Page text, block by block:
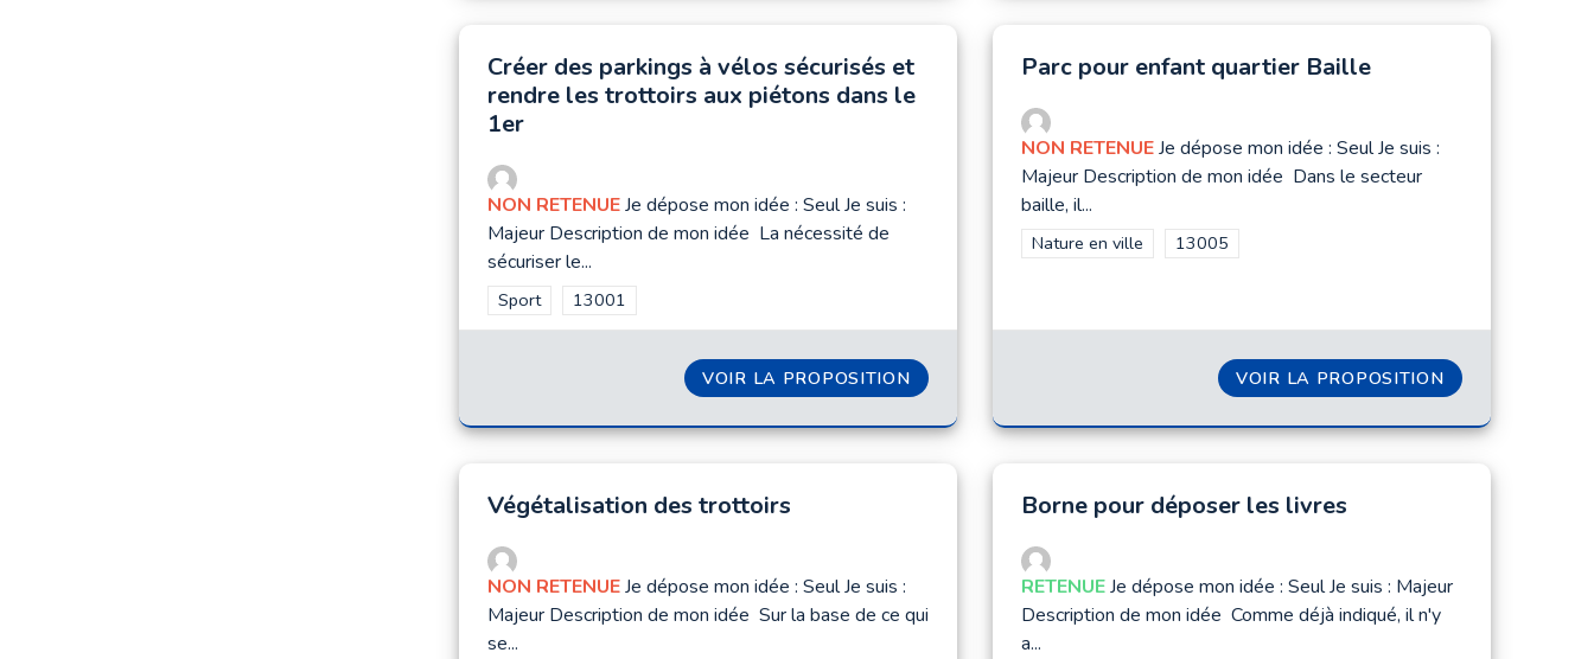
Créer des parkings à vélos sécurisés et
rendre les trottoirs aux piétons dans le
1er
NON RETENUEJe dépose mon idée : Seul Je suis :
Majeur Description de mon idée La nécessité de
sécuriser le...
Filtrer les résultats de la catégorie : Sport
Sport Filtrer les résultats pour le secteur : 13001
13001
VOIR LA PROPOSITION CRÉER DES PARKINGS À VÉLOS SÉCURISÉS ET RENDRE LES TROTTOIRS
Parc pour enfant quartier Baille
NON RETENUEJe dépose mon idée : Seul Je suis :
Majeur Description de mon idée Dans le secteur
baille, il...
Filtrer les résultats de la catégorie : Nature en ville
Nature en ville Filtrer les résultats pour le secteur : 13005
13005
VOIR LA PROPOSITION PARC POUR
Végétalisation des trottoirs
NON RETENUEJe dépose mon idée : Seul Je suis :
Majeur Description de mon idée Sur la base de ce qui
se...
Borne pour déposer les livres
RETENUEJe dépose mon idée : Seul Je suis : Majeur
Description de mon idée Comme déjà indiqué, il n'y
a...